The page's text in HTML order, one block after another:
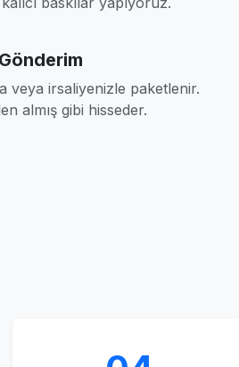
veya irsaliyenizle paketlenir.
almış gibi hisseder.